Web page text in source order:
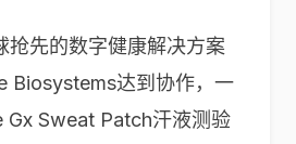
抢先的数字健康解决方案
Biosystems达到协作，一
Gx Sweat Patch汗液测验